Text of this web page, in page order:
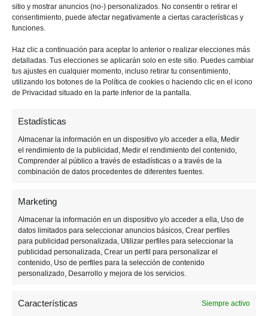
sitio y mostrar anuncios (no-) personalizados. No consentir o retirar el
consentimiento, puede afectar negativamente a ciertas características y
funciones.
Haz clic a continuación para aceptar lo anterior o realizar elecciones más
detalladas. Tus elecciones se aplicarán solo en este sitio. Puedes cambiar
tus ajustes en cualquier momento, incluso retirar tu consentimiento,
utilizando los botones de la Política de cookies o haciendo clic en el icono
de Privacidad situado en la parte inferior de la pantalla.
Estadísticas
Almacenar la información en un dispositivo y/o acceder a ella, Medir
el rendimiento de la publicidad, Medir el rendimiento del contenido,
Comprender al público a través de estadísticas o a través de la
combinación de datos procedentes de diferentes fuentes.
Marketing
Almacenar la información en un dispositivo y/o acceder a ella, Uso de
datos limitados para seleccionar anuncios básicos, Crear perfiles
para publicidad personalizada, Utilizar perfiles para seleccionar la
publicidad personalizada, Crear un perfil para personalizar el
contenido, Uso de perfiles para la selección de contenido
personalizado, Desarrollo y mejora de los servicios.
Características Siempre activo
La lista completa de los personajes sería esta:
Baby Cortex
Willie Wumpa Cheeks
Baby Crash
Baby N.Trophy
Pasadena
Rilla Roo
Rypto
Sorceress
Spyro
Von Clutch